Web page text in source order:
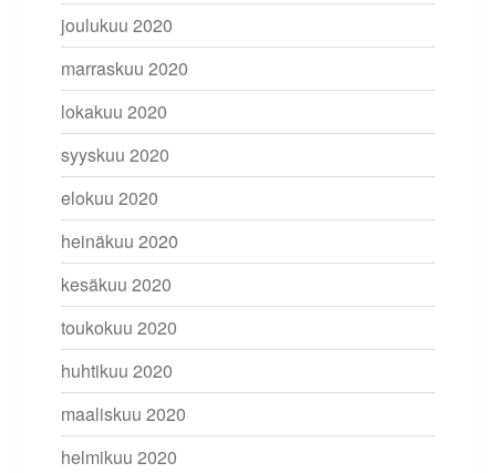
joulukuu 2020
marraskuu 2020
lokakuu 2020
syyskuu 2020
elokuu 2020
heinäkuu 2020
kesäkuu 2020
toukokuu 2020
huhtikuu 2020
maaliskuu 2020
helmikuu 2020